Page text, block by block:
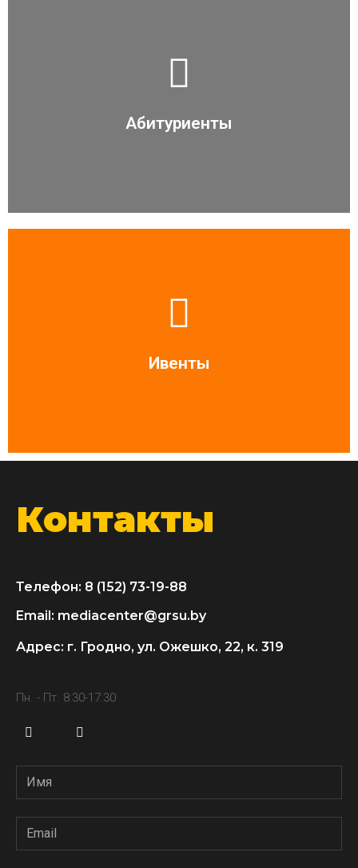
Абитуриенты
Ивенты
Контакты
Телефон: 8 (152) 73-19-88
Email: mediacenter@grsu.by
Адрес: г. Гродно, ул. Ожешко, 22, к. 319
Пн. - Пт. 8:30-17:30